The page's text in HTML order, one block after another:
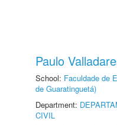
Paulo
School: Faculdade de
de Guaratinguetá)
Department:
CIVIL